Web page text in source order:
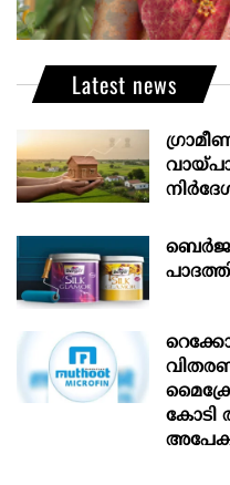
Latest news
കോടി